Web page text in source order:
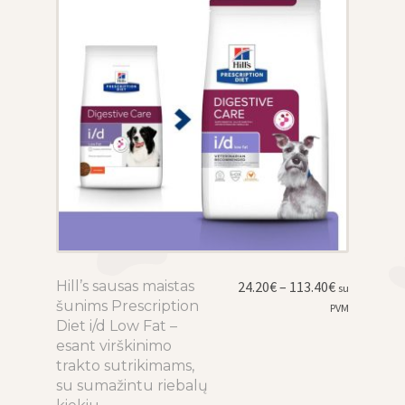
chosen
on
the
product
page
The
Hill’s sausas maistas
šunims Prescription
Diet i/d Low Fat –
esant virškinimo
trakto sutrikimams,
su sumažintu riebalų
24.20€– 113.40€Price
range:
su
PVM